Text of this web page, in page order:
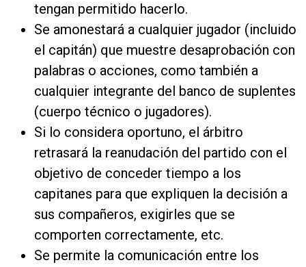
tengan permitido hacerlo.
Se amonestará a cualquier jugador (incluido
el capitán) que muestre desaprobación con
palabras o acciones, como también a
cualquier integrante del banco de suplentes
(cuerpo técnico o jugadores).
Si lo considera oportuno, el árbitro
retrasará la reanudación del partido con el
objetivo de conceder tiempo a los
capitanes para que expliquen la decisión a
sus compañeros, exigirles que se
comporten correctamente, etc.
Se permite la comunicación entre los